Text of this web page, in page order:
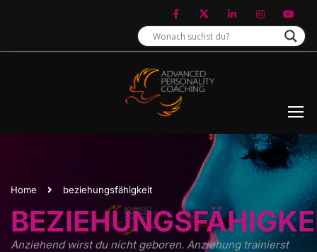
Home beziehungsfähigkeit
Anziehend wirst du nicht geboren. Anziehung trainierst